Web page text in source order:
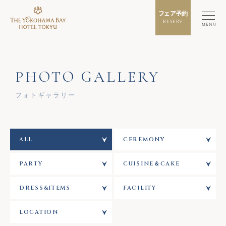
MENU
フェア予約
RESERV
PHOTO GALLERY
フォトギャラリー
ALL CEREMONY
PARTY CUISINE＆CAKE
DRESS&ITEMS FACILITY
LOCATION